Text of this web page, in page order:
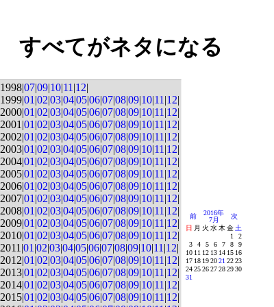
すべてがネタになる
1998|07|09|10|11 |12|
1999|01 |02|03|04|05|06|07|08|09|10|11 |12|
2000|01 |02|03|04|05|06|07|08|09|10|11 |12|
2001|01 |02|03|04|05|06|07|08|09|10|11 |12|
2002|01 |02|03|04|05|06|07|08|09|10|11 |12|
2003|01 |02|03|04|05|06|07|08|09|10|11 |12|
2004|01 |02|03|04|05|06|07|08|09|10|11 |12|
2005|01 |02|03|04|05|06|07|08|09|10|11 |12|
2006|01 |02|03|04|05|06|07|08|09|10|11 |12|
2007|01 |02|03|04|05|06|07|08|09|10|11 |12|
2008|01 |02|03|04|05|06|07|08|09|10|11 |12|
2009|01 |02|03|04|05|06|07|08|09|10|11 |12|
2010|01 |02|03|04|05|06|07|08|09|10|11 |12|
2011|01 |02|03|04|05|06|07|08|09|10|11 |12|
2012|01 |02|03|04|05|06|07|08|09|10|11 |12|
2013|01 |02|03|04|05|06|07|08|09|10|11 |12|
2014|01 |02|03|04|05|06|07|08|09|10|11 |12|
2015|01 |02|03|04|05|06|07|08|09|10|11 |12|
前
2016年
7月
次
日 月 火 水 木金 土
1
2
3
4 5 6 7 8
9
10 11 12 13 14 15 16
17 18 192021 2223
24252627282930
31